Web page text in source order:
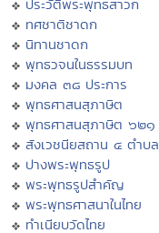
ทศชาติชาดก
นิทานชาดก
พุทธวจนในธรรมบท
มงคล ๓๘ ประการ
พุทธศาสนสุภาษิต
พุทธศาสนสุภาษิต ๖๒๑
สังเวชนียสถาน ๔ ตำบล
ปางพระพุทธรูป
พระพุทธรูปสำคัญ
พระพุทธศาสนาในไทย
ทำเนียบวัดไทย